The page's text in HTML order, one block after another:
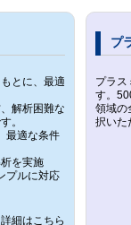
とに、最適
解析困難な
。
最適な条件
を実施
プルに対応
詳細はこちら
プ
プラス
す。
領域の
択いた